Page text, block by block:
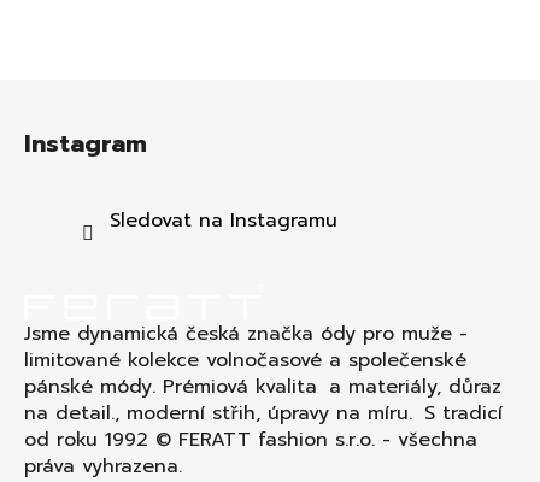
Instagram
Sledovat na Instagramu
Jsme dynamická česká značka ódy pro muže -
limitované kolekce volnočasové a společenské
pánské módy. Prémiová kvalita a materiály, důraz
na detail., moderní střih, úpravy na míru. S tradicí
od roku 1992 © FERATT fashion s.r.o. - všechna
práva vyhrazena.